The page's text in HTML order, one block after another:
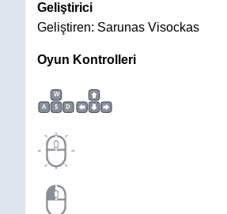
Geliştirici
Geliştiren: Sarunas Visockas
Oyun Kontrolleri
W
A
S D